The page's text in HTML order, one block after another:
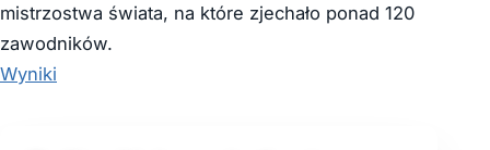
mistrzostwa świata, na które zjechało ponad 120
zawodników.
Wyniki